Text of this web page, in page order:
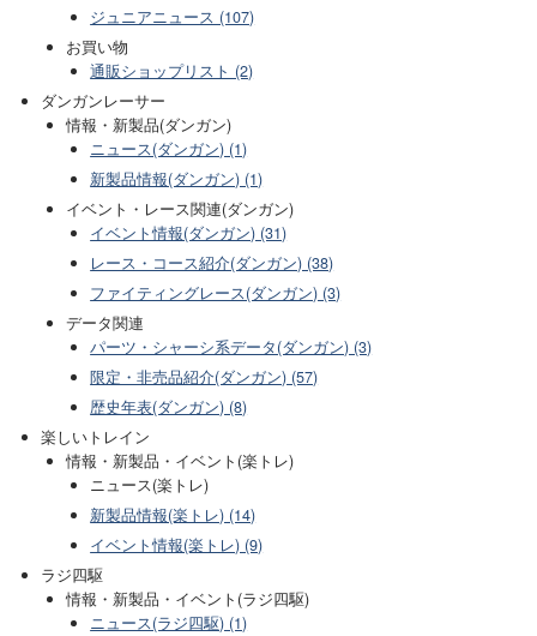
ジュニアニュース (107)
お買い物
通販ショップリスト (2)
ダンガンレーサー
情報・新製品(ダンガン)
ニュース(ダンガン) (1)
新製品情報(ダンガン) (1)
イベント・レース関連(ダンガン)
イベント情報(ダンガン) (31)
レース・コース紹介(ダンガン) (38)
ファイティングレース(ダンガン) (3)
データ関連
パーツ・シャーシ系データ(ダンガン) (3)
限定・非売品紹介(ダンガン) (57)
歴史年表(ダンガン) (8)
楽しいトレイン
情報・新製品・イベント(楽トレ)
ニュース(楽トレ)
新製品情報(楽トレ) (14)
イベント情報(楽トレ) (9)
ラジ四駆
情報・新製品・イベント(ラジ四駆)
ニュース(ラジ四駆) (1)